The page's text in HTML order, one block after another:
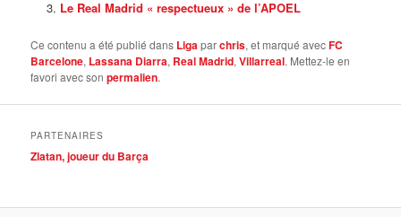
Le Real Madrid « respectueux » de l’APOEL
Ce contenu a été publié dans Liga parchris, et marqué avecFC
Barcelone, Lassana Diarra, Real Madrid,Villarreal. Mettez-le en
favori avec sonpermalien.
PARTENAIRES
Zlatan, joueur du Barça